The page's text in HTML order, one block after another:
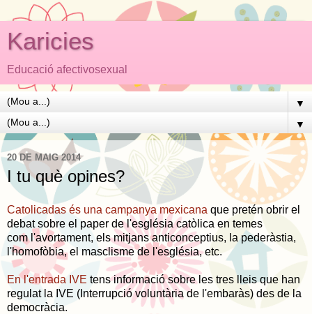
Karicies
Educació afectivosexual
▼
▼
20 DE MAIG 2014
I tu què opines?
Catolicadas és una campanya mexicana que pretén obrir el
debat sobre el paper de l'església catòlica en temes
com l'avortament, els mitjans anticonceptius, la pederàstia,
l'homofòbia, el masclisme de l'església, etc.
En l'entrada IVE tens informació sobre les tres lleis que han
regulat la IVE (Interrupció voluntària de l'embaràs) des de la
democràcia.